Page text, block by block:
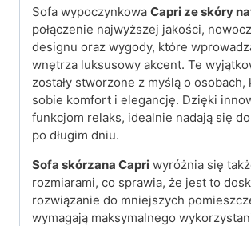
Sofa wypoczynkowa Capri ze skóry
połączenie najwyższej jakości,
designu oraz wygody, które
wnętrza luksusowy akcent. Te
zostały stworzone z myślą o osobach,
sobie komfort i elegancję. Dzięki
funkcjom relaks, idealnie nadają się
po długim dniu.
Sofa skórzana Capri wyróżnia się
rozmiarami, co sprawia, że jest to
rozwiązanie do mniejszych
wymagają maksymalnego